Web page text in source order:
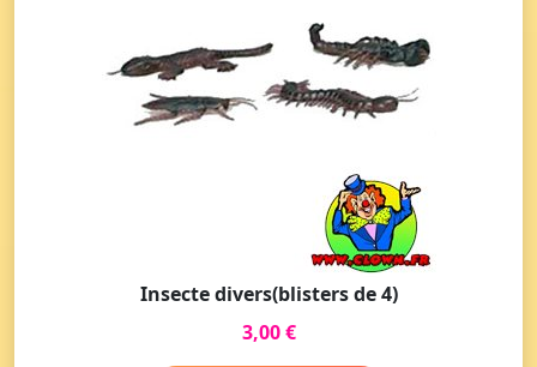
Insecte divers(blisters de 4)
3,00 €